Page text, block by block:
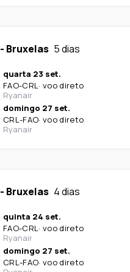
- Bruxelas 5 dias
quarta 23 set.
FAO-CRL· voo direto
Ryanair
domingo 27 set.
CRL-FAO· voo direto
Ryanair
- Bruxelas 4 dias
quinta 24 set.
FAO-CRL· voo direto
Ryanair
domingo 27 set.
CRL-FAO· voo direto